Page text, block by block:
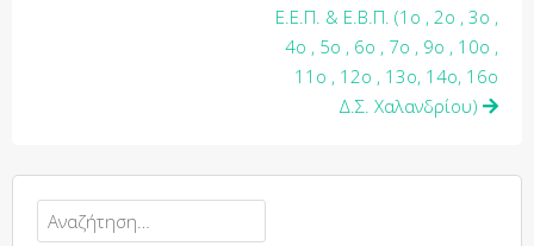
Ε.Ε.Π. & Ε.Β.Π. (1ο , 2ο , 3ο ,
4ο , 5ο , 6ο , 7ο , 9ο , 10ο ,
11ο , 12ο , 13ο, 14ο, 16ο
Δ.Σ. Χαλανδρίου)